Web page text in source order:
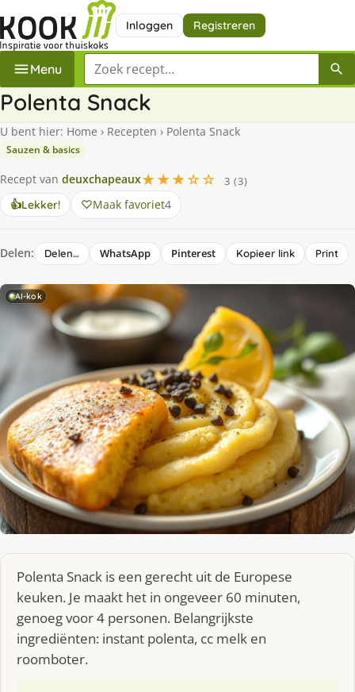
Inloggen Registreren
Menu Zoek een recept
Polenta Snack
U bent hier: Home › Recepten › Polenta Snack
Sauzen & basics
Recept van deuxchapeaux★★★☆☆
3 (3)
👍Lekker! Maak favoriet4
Delen: Delen… WhatsApp Pinterest Kopieer link Print
AI-kok
Polenta Snack is een gerecht uit de Europese
keuken. Je maakt het in ongeveer 60 minuten,
genoeg voor 4 personen. Belangrijkste
ingrediënten: instant polenta, cc melk en
roomboter.